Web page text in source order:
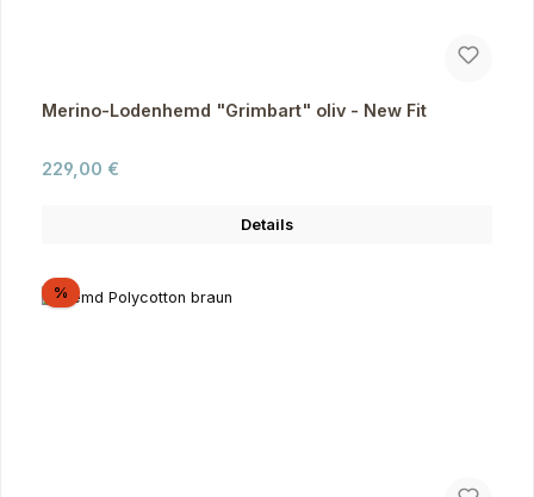
Merino-Lodenhemd "Grimbart" oliv - New Fit
Regulärer Preis:
229,00 €
Details
%Rabatt